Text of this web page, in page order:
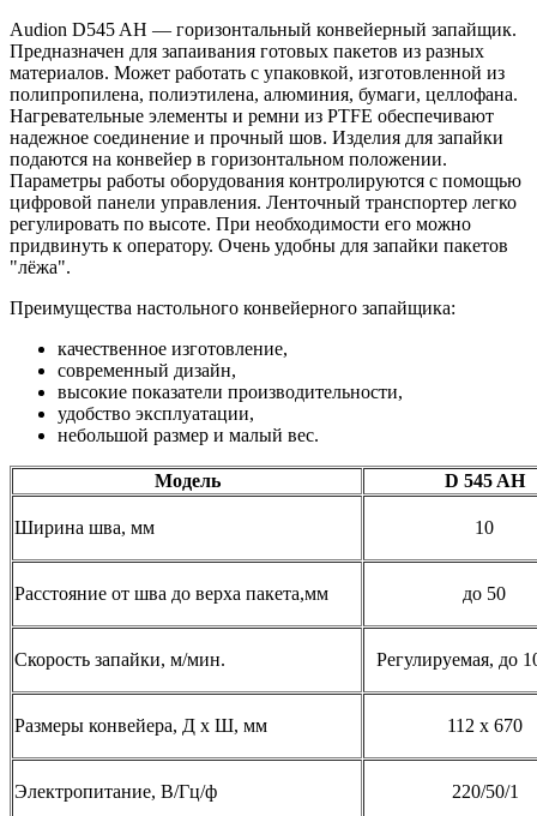
Audion D545 AH — горизонтальный конвейерный запайщик.
Предназначен для запаивания готовых пакетов из разных
материалов. Может работать с упаковкой, изготовленной из
полипропилена, полиэтилена, алюминия, бумаги, целлофана.
Нагревательные элементы и ремни из PTFE обеспечивают
надежное соединение и прочный шов. Изделия для запайки
подаются на конвейер в горизонтальном положении.
Параметры работы оборудования контролируются с помощью
цифровой панели управления. Ленточный транспортер легко
регулировать по высоте. При необходимости его можно
придвинуть к оператору. Очень удобны для запайки пакетов
"лёжа".
Преимущества настольного конвейерного запайщика:
качественное изготовление,
современный дизайн,
высокие показатели производительности,
удобство эксплуатации,
небольшой размер и малый вес.
Модель D 545 AH
Ширина шва, мм 10
Расстояние от шва до верха пакета,мм до 50
Скорость запайки, м/мин. Регулируемая, до
Размеры конвейера, Д х Ш, мм 112 х 670
Электропитание, В/Гц/ф 220/50/1